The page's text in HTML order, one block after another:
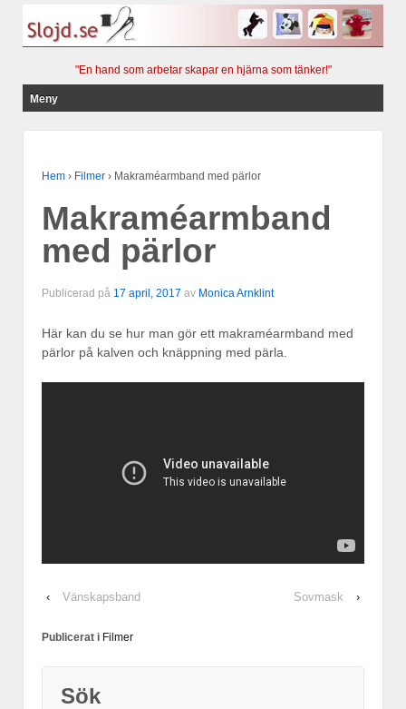
"En hand som arbetar skapar en hjärna som tänker!"
Meny
Hem › Filmer › Makraméarmband med pärlor
Makraméarmband
med pärlor
Publicerad på 17 april, 2017 av Monica Arnklint
Här kan du se hur man gör ett makraméarmband med
pärlor på kalven och knäppning med pärla.
‹ Vänskapsband Sovmask ›
Publicerat i Filmer
Sök